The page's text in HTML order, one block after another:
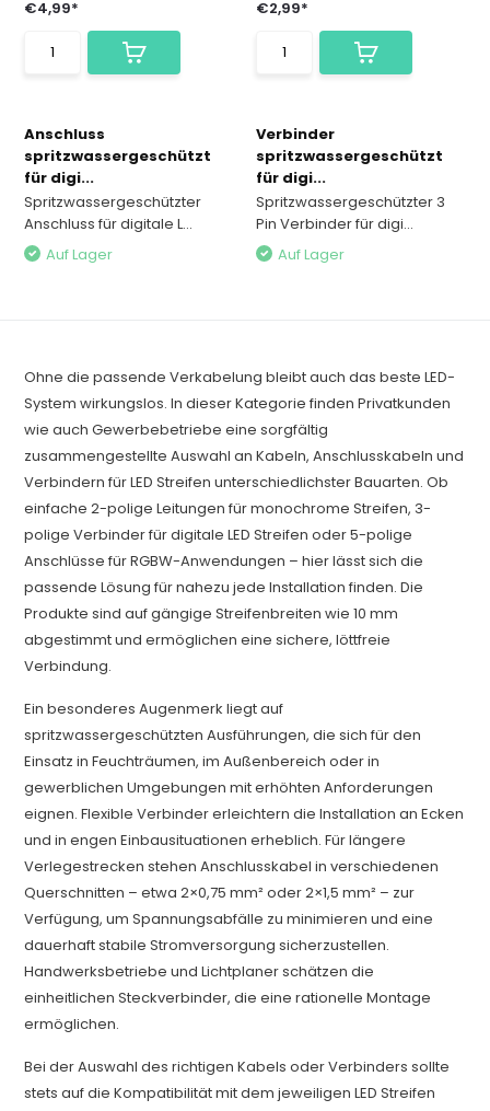
€4,99*
Anschluss
spritzwassergeschützt
für digi...
Spritzwassergeschützter
Anschluss für digitale L...
Auf Lager
€2,99*
Verbinder
spritzwassergeschützt
für digi...
Spritzwassergeschützter 3
Pin Verbinder für digi...
Auf Lager
Ohne die passende Verkabelung bleibt auch das beste LED-
System wirkungslos. In dieser Kategorie finden Privatkunden
wie auch Gewerbebetriebe eine sorgfältig
zusammengestellte Auswahl an Kabeln, Anschlusskabeln und
Verbindern für LED Streifen unterschiedlichster Bauarten. Ob
einfache 2-polige Leitungen für monochrome Streifen, 3-
polige Verbinder für digitale LED Streifen oder 5-polige
Anschlüsse für RGBW-Anwendungen – hier lässt sich die
passende Lösung für nahezu jede Installation finden. Die
Produkte sind auf gängige Streifenbreiten wie 10 mm
abgestimmt und ermöglichen eine sichere, löttfreie
Verbindung.
Ein besonderes Augenmerk liegt auf
spritzwassergeschützten Ausführungen, die sich für den
Einsatz in Feuchträumen, im Außenbereich oder in
gewerblichen Umgebungen mit erhöhten Anforderungen
eignen. Flexible Verbinder erleichtern die Installation an Ecken
und in engen Einbausituationen erheblich. Für längere
Verlegestrecken stehen Anschlusskabel in verschiedenen
Querschnitten – etwa 2×0,75 mm² oder 2×1,5 mm² – zur
Verfügung, um Spannungsabfälle zu minimieren und eine
dauerhaft stabile Stromversorgung sicherzustellen.
Handwerksbetriebe und Lichtplaner schätzen die
einheitlichen Steckverbinder, die eine rationelle Montage
ermöglichen.
Bei der Auswahl des richtigen Kabels oder Verbinders sollte
stets auf die Kompatibilität mit dem jeweiligen LED Streifen